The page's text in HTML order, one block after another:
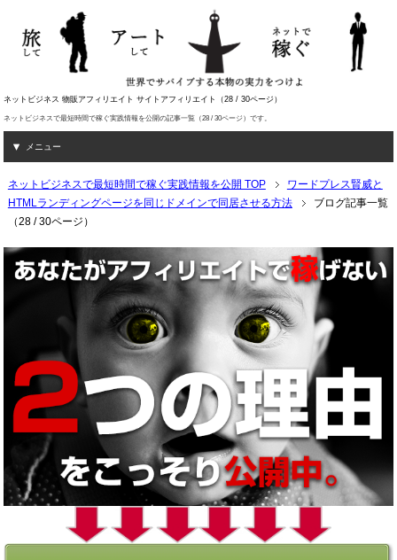
ネットビジネス 物販アフィリエイト サイトアフィリエイト（28 / 30ページ）
ネットビジネスで最短時間で稼ぐ実践情報を公開の記事一覧（28 / 30ページ）です。
メニュー
ネットビジネスで最短時間で稼ぐ実践情報を公開 TOP
ワードプレス賢威と
HTMLランディングページを同じドメインで同居させる方法
ブログ記事一覧
（28 / 30ページ）